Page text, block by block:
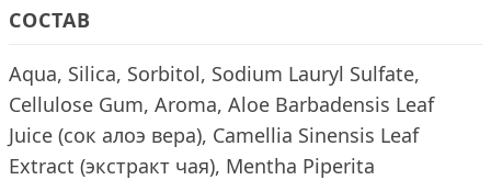
СОСТАВ
Aqua, Silica, Sorbitol, Sodium Lauryl Sulfate,
Cellulose Gum, Aroma, Aloe Barbadensis Leaf
Juice (сок алоэ вера), Camellia Sinensis Leaf
Extract (экстракт чая), Mentha Piperita